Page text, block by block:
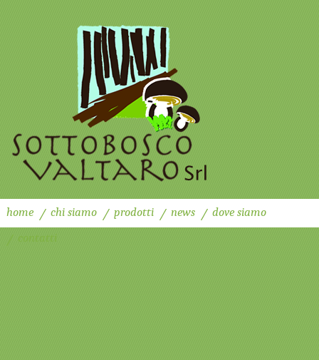
home chi siamo prodotti news
dove siamo
contatti